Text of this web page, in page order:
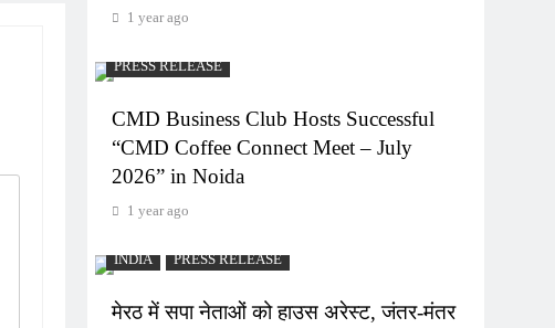
1 year ago
PRESS RELEASE
CMD Business Club Hosts Successful
“CMD Coffee Connect Meet – July
2026” in Noida
1 year ago
INDIA PRESS RELEASE
मेरठ में सपा नेताओं को हाउस अरेस्ट, जंतर-मंतर